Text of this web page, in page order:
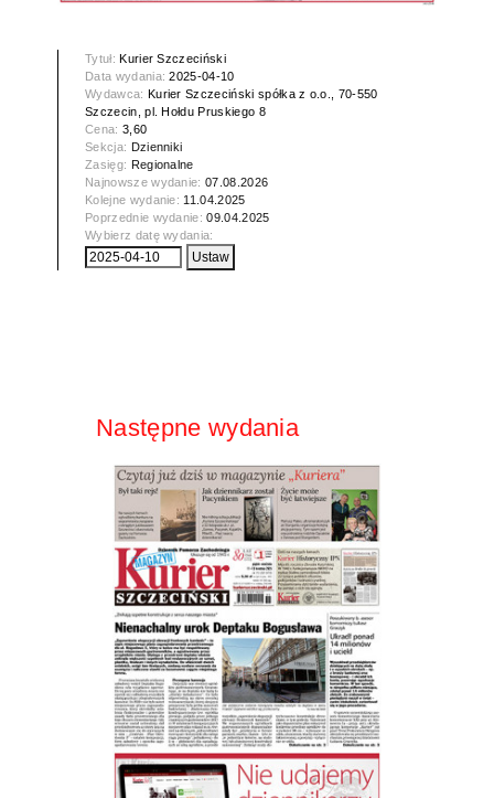
Tytuł: Kurier Szczeciński
Data wydania:2025-04-10
Wydawca: Kurier Szczeciński spółka z o.o., 70-550
Szczecin, pl. Hołdu Pruskiego 8
Cena: 3,60
Sekcja: Dzienniki
Zasięg: Regionalne
Najnowsze wydanie:07.08.2026
Kolejne wydanie:11.04.2025
Poprzednie wydanie:09.04.2025
Wybierz datę wydania:
Następne wydania